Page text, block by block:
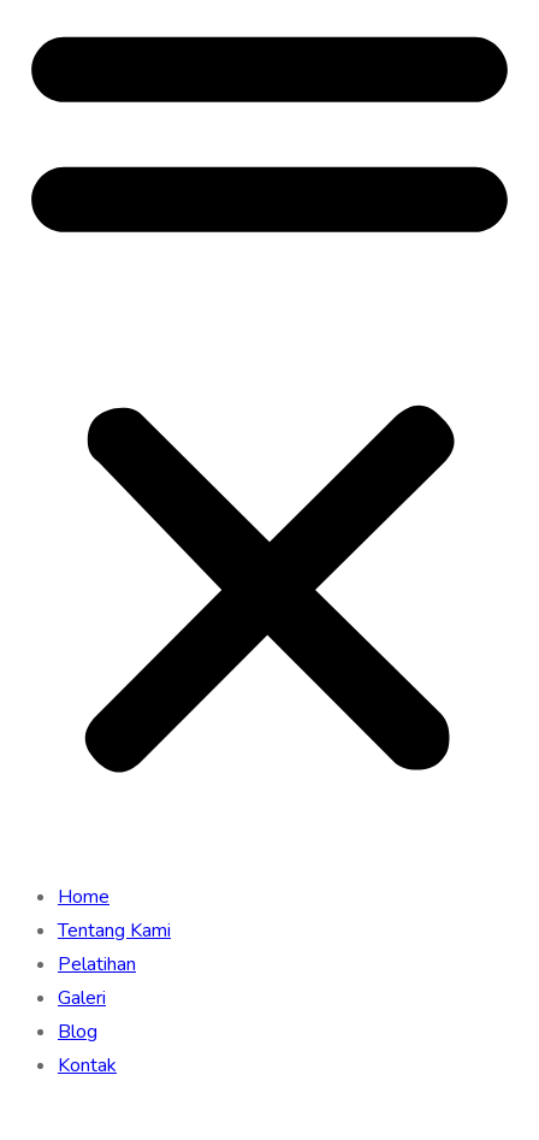
Home
Tentang Kami
Pelatihan
Galeri
Blog
Kontak